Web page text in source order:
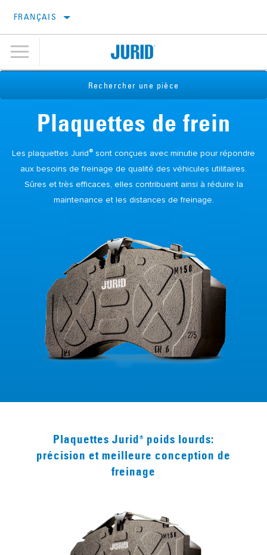
FRANÇAIS
Rechercher une pièce
Plaquettes de frein
Les plaquettes Jurid® sont conçues avec minutie pour répondre
aux besoins de freinage de qualité des véhicules utilitaires.
Sûres et très efficaces, elles contribuent ainsi à réduire la
maintenance et les distances de freinage.
Plaquettes Jurid ®
poids lourds:
précision et meilleure conception de
freinage